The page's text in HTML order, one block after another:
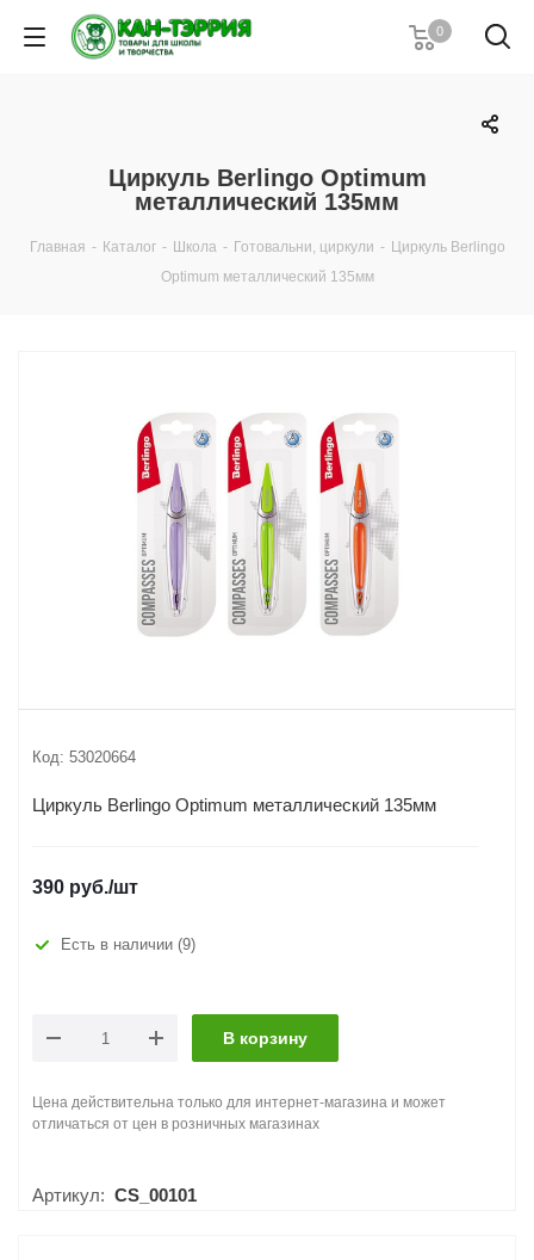
0
Циркуль Berlingo Optimum
металлический 135мм
Главная - Каталог - Школа - Готовальни, циркули - Циркуль Berlingo
Optimum металлический 135мм
Код: 53020664
Циркуль Berlingo Optimum металлический 135мм
390 руб./шт
Есть в наличии (9)
В корзину
Цена действительна только для интернет-магазина и может
отличаться от цен в розничных магазинах
Артикул: CS_00101